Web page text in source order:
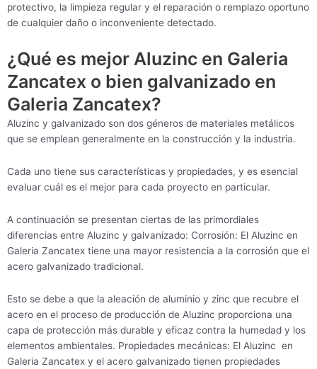
protectivo, la limpieza regular y el reparación o remplazo oportuno
de cualquier daño o inconveniente detectado.
¿Qué es mejor Aluzinc en Galeria
Zancatex o bien galvanizado en
Galeria Zancatex?
Aluzinc y galvanizado son dos géneros de materiales metálicos
que se emplean generalmente en la construcción y la industria.
Cada uno tiene sus características y propiedades, y es esencial
evaluar cuál es el mejor para cada proyecto en particular.
A continuación se presentan ciertas de las primordiales
diferencias entre Aluzinc y galvanizado: Corrosión: El Aluzinc en
Galeria Zancatex tiene una mayor resistencia a la corrosión que el
acero galvanizado tradicional.
Esto se debe a que la aleación de aluminio y zinc que recubre el
acero en el proceso de producción de Aluzinc proporciona una
capa de protección más durable y eficaz contra la humedad y los
elementos ambientales. Propiedades mecánicas: El Aluzinc en
Galeria Zancatex y el acero galvanizado tienen propiedades